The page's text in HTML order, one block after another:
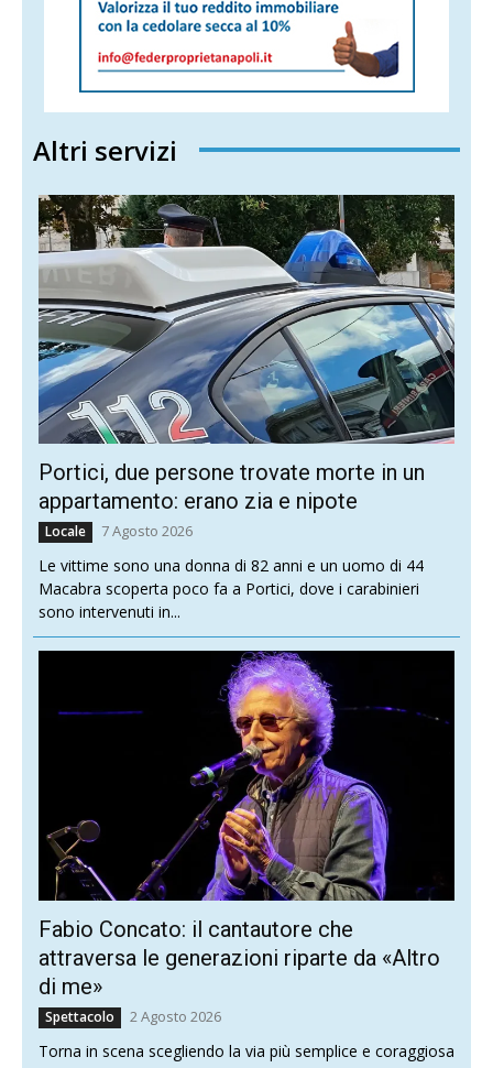
Altri servizi
Portici, due persone trovate morte in un
appartamento: erano zia e nipote
Locale 7 Agosto 2026
Le vittime sono una donna di 82 anni e un uomo di 44
Macabra scoperta poco fa a Portici, dove i carabinieri
sono intervenuti in...
Fabio Concato: il cantautore che
attraversa le generazioni riparte da «Altro
di me»
Spettacolo 2 Agosto 2026
Torna in scena scegliendo la via più semplice e coraggiosa